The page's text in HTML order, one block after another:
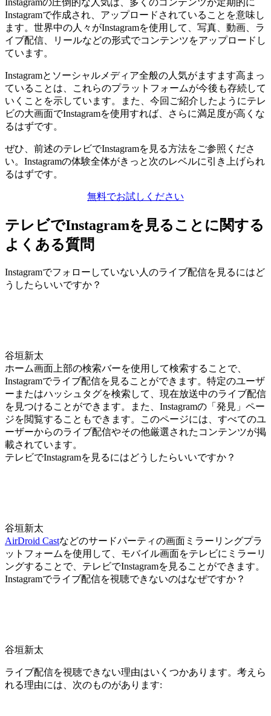
Instagramの圧倒的な人気は、多くのコンテンツが定期的に
Instagramで作成され、アップロードされていることを意味し
ます。世界中の人々がInstagramを使用して、写真、動画、ラ
イブ配信、リールなどの形式でコンテンツをアップロードし
ています。
Instagramとソーシャルメディア全般の人気がますます高まっ
ていることは、これらのプラットフォームが今後も存続して
いくことを示しています。また、今回ご紹介したようにテレ
ビの大画面でInstagramを使用すれば、さらに満足度が高くな
るはずです。
ぜひ、前述のテレビでInstagramを見る方法をご参照くださ
い。Instagramの体験全体がきっと次のレベルに引き上げられ
るはずです。
無料でお試しください
テレビでInstagramを見ることに関する
よくある質問
Instagramでフォローしていない人のライブ配信を見るにはど
うしたらいいですか？
谷垣新太
ホーム画面上部の検索バーを使用して検索することで、
Instagramでライブ配信を見ることができます。特定のユーザ
ーまたはハッシュタグを検索して、現在放送中のライブ配信
を見つけることができます。また、Instagramの「発見」ペー
ジを閲覧することもできます。このページには、すべてのユ
ーザーからのライブ配信やその他厳選されたコンテンツが掲
載されています。
テレビでInstagramを見るにはどうしたらいいですか？
谷垣新太
AirDroid Castなどのサードパーティの画面ミラーリングプラ
ットフォームを使用して、モバイル画面をテレビにミラーリ
ングすることで、テレビでInstagramを見ることができます。
Instagramでライブ配信を視聴できないのはなぜですか？
谷垣新太
ライブ配信を視聴できない理由はいくつかあります。考えら
れる理由には、次のものがあります: